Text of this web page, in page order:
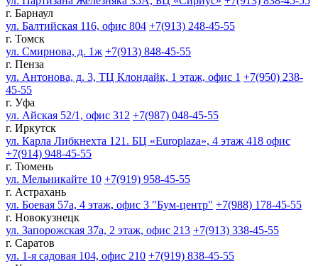
г. Барнаул
ул. Балтийская 116, офис 804 +7(913) 248-45-55
г. Томск
ул. Смирнова, д. 1ж +7(913) 848-45-55
г. Пенза
ул. Антонова, д. 3, ТЦ Клондайк, 1 этаж, офис 1 +7(950) 238-
45-55
г. Уфа
ул. Айская 52/1, офис 312 +7(987) 048-45-55
г. Иркутск
ул. Карла Либкнехта 121. БЦ «Europlaza», 4 этаж 418 офис
+7(914) 948-45-55
г. Тюмень
ул. Мельникайте 10 +7(919) 958-45-55
г. Астрахань
ул. Боевая 57а, 4 этаж, офис 3 "Бум-центр" +7(988) 178-45-55
г. Новокузнецк
ул. Запорожская 37а, 2 этаж, офис 213 +7(913) 338-45-55
г. Саратов
ул. 1-я садовая 104, офис 210 +7(919) 838-45-55